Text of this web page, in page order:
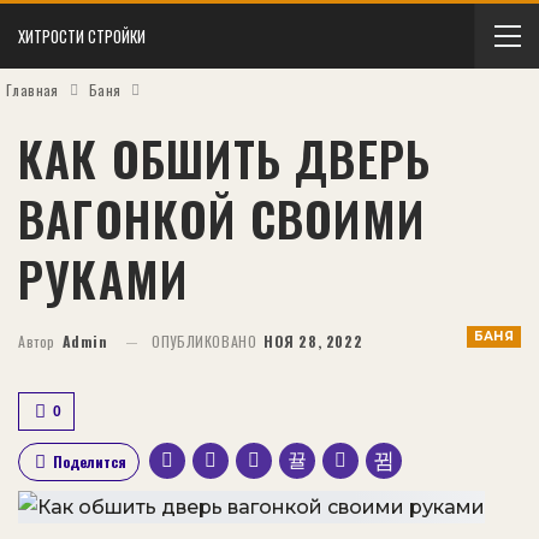
ХИТРОСТИ СТРОЙКИ
Главная Баня
КАК ОБШИТЬ ДВЕРЬ
ВАГОНКОЙ СВОИМИ
РУКАМИ
БАНЯ
Автор Admin ОПУБЛИКОВАНО НОЯ 28, 2022
0
Поделится